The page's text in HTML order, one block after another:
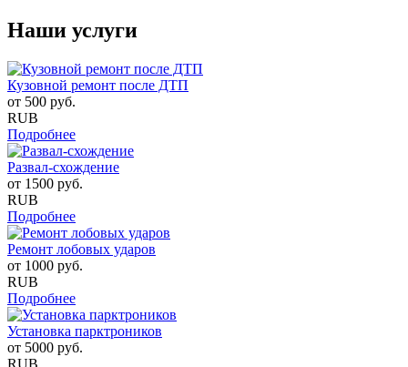
Наши услуги
Кузовной ремонт после ДТП
от 500 руб.
RUB
Подробнее
Развал-схождение
от 1500 руб.
RUB
Подробнее
Ремонт лобовых ударов
от 1000 руб.
RUB
Подробнее
Установка парктроников
от 5000 руб.
RUB